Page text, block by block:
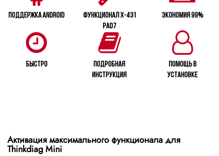
Поддержка Android
Функционал X-431
PAD7
Экономия 99%
Быстро
Подробная
инструкция
Помощь в
установке
Активация максимального функционала для
Thinkdiag Mini